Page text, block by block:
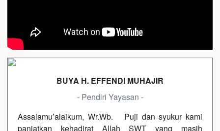
BUYA H. EFFENDI MUHAJIR
- Pendiri Yayasan -
Assalamu’alaikum, Wr.Wb. Puji dan syukur kami
panjatkan kehadirat Allah SWT yang masih